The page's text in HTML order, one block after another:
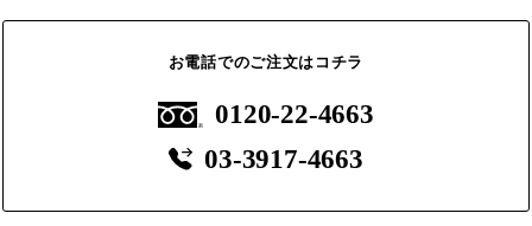
お電話でのご注文はコチラ
0120-22-4663
03-3917-4663